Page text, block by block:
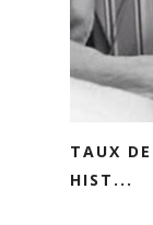
TAUX
HIST...